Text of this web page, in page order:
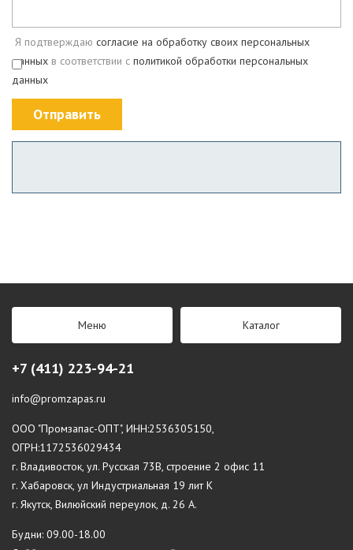
Я подтверждаю согласие на обработку своих персональных
данных в соответствии с политикой обработки персональных
данных
Отправить
Меню Каталог
+7 (411) 223-94-21
info@promzapas.ru
ООО "Промзапас-ОПТ", ИНН:2536305150,
ОГРН:1172536029434
г. Владивосток, ул. Русская 73В, строение 2 офис 11
г. Хабаровск, ул Индустриальная 19 лит К
г. Якутск, Вилюйский переулок, д. 26 А.
Будни: 09.00-18.00